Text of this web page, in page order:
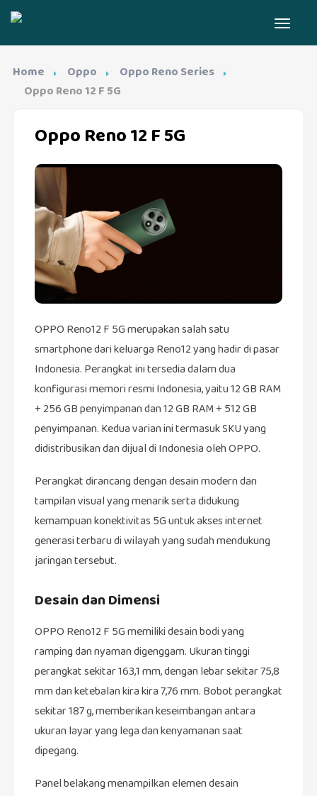
Home Oppo
Oppo Reno Series
Oppo Reno 12 F 5G
Oppo Reno 12 F 5G
OPPO Reno12 F 5G merupakan salah satu
smartphone dari keluarga Reno12 yang hadir di pasar
Indonesia. Perangkat ini tersedia dalam dua
konfigurasi memori resmi Indonesia, yaitu 12 GB RAM
+ 256 GB penyimpanan dan 12 GB RAM + 512 GB
penyimpanan. Kedua varian ini termasuk SKU yang
didistribusikan dan dijual di Indonesia oleh OPPO.
Perangkat dirancang dengan desain modern dan
tampilan visual yang menarik serta didukung
kemampuan konektivitas 5G untuk akses internet
generasi terbaru di wilayah yang sudah mendukung
jaringan tersebut.
Desain dan Dimensi
OPPO Reno12 F 5G memiliki desain bodi yang
ramping dan nyaman digenggam. Ukuran tinggi
perangkat sekitar 163,1 mm, dengan lebar sekitar 75,8
mm dan ketebalan kira kira 7,76 mm. Bobot perangkat
sekitar 187 g, memberikan keseimbangan antara
ukuran layar yang lega dan kenyamanan saat
dipegang.
Panel belakang menampilkan elemen desain